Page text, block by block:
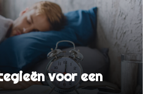
voor een